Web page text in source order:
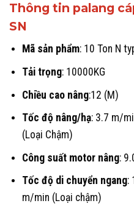
Thông tin palang
SN
Mã sản phẩm: 10 Ton N
Tải trọng: 10000KG
Chiều cao nâng:12 (M)
Tốc độ nâng/hạ: 3.7 m/
(Loại Chậm)
Công suất motor nâng:
Tốc độ di chuyển ngang:
m/min (Loại chậm)